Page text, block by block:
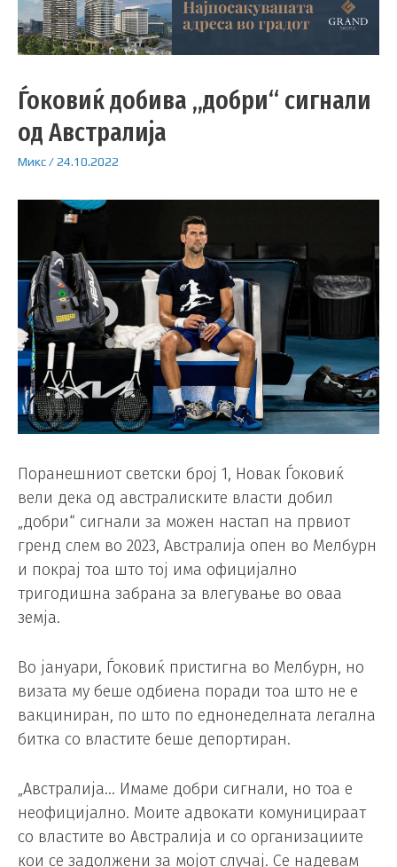
Ѓоковиќ добива „добри“ сигнали
од Австралија
Микс/24.10.2022
Поранешниот светски број 1, Новак Ѓоковиќ
вели дека од австралиските власти добил
„добри“ сигнали за можен настап на првиот
гренд слем во 2023, Австралија опен во Мелбурн
и покрај тоа што тој има официјално
тригодишна забрана за влегување во оваа
земја.
Во јануари, Ѓоковиќ пристигна во Мелбурн, но
визата му беше одбиена поради тоа што не е
вакциниран, по што по еднонеделната легална
битка со властите беше депортиран.
„Австралија… Имаме добри сигнали, но тоа е
неофицијално. Моите адвокати комуницираат
со властите во Австралија и со организациите
кои се задолжени за мојот случај. Се надевам